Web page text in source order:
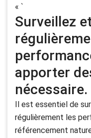
« `
Surveillez
apporter
nécessaire.
Il est essentiel de
régulièrement les
référencement